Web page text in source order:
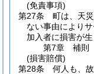
(免責事項)
第27条
町は、天
ない事由により
加入者に損害が
第7章
補則
(損害賠償)
第28条
何人も、